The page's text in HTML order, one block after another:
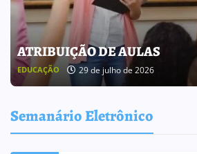
BOLETIM INFORMATIVO 238
BOLETIM INFORMATIVO 25 de julho de 2026
Semanário Eletrônico